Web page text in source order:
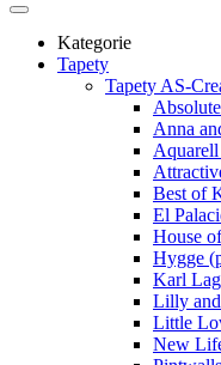
Kategorie
Tapety
Tapety AS-
Anna
Best of
El
House
Hygge
Karl
Lilly
Little
New